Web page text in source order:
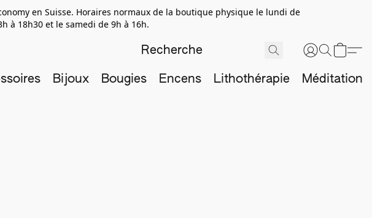
en Suisse. Horaires normaux de la boutique physique le lundi de
à 18h30 et le samedi de 9h à 16h.
Bijoux Bougies Encens Lithothérapie Méditation